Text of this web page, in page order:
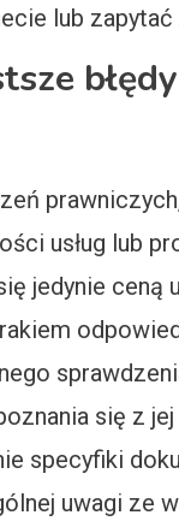
lub
usług lub
jedynie ceną
się z
specyfiki
uwagi ze